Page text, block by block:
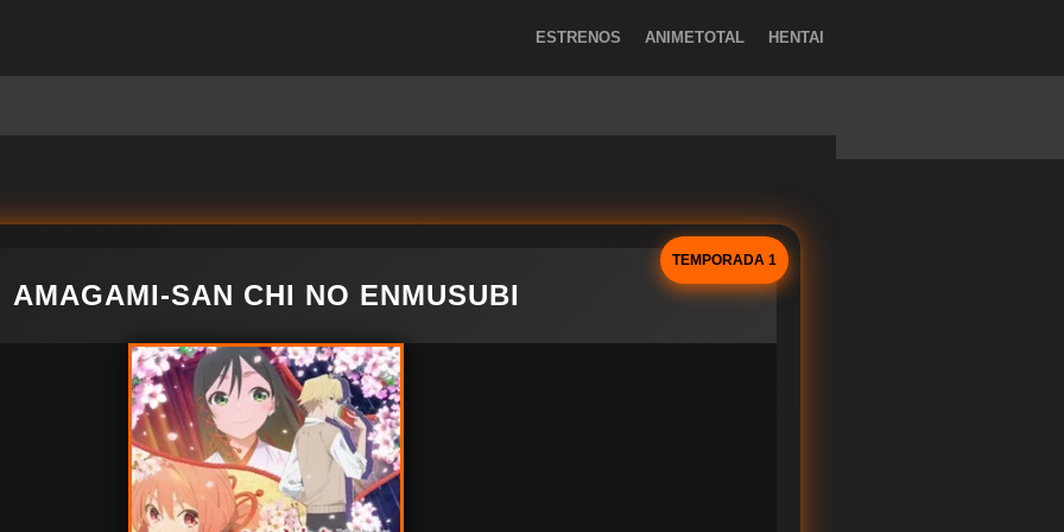
ESTRENOS ANIMETOTAL HENTAI
TEMPORADA 1
AMAGAMI-SAN CHI NO ENMUSUBI